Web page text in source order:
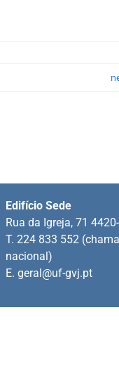
Edifício Sede
Rua da Igreja, 71
T. 224 833 552
nacional)
E.geral@uf-gvj.pt